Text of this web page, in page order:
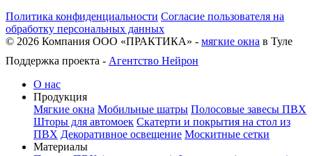
Политика конфиденциальности Согласие пользователя на
обработку персональных данных
© 2026 Компания ООО «ПРАКТИКА» - мягкие окна в Туле
Поддержка проекта - Агентство Нейрон
О нас
Продукция
Мягкие окна Мобильные шатры Полосовые завесы ПВХ
Шторы для автомоек Скатерти и покрытия на стол из
ПВХ Декоративное освещение Москитные сетки
Материалы